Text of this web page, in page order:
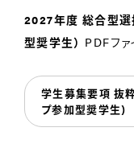
2027年度 総合型選
型奨学生） PDFファ
学生募集要項 抜
プ参加型奨学生)